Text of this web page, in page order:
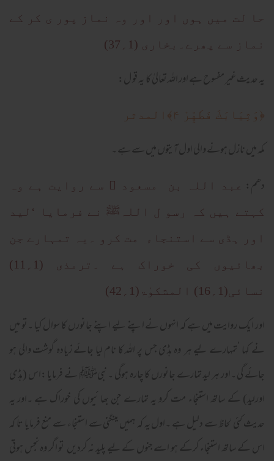
حا لت میں ہوں اور اور وہ نماز پور ی کر کے
نماز سے پھرے۔بخاری (1؍37)
یہ حدیث غیر مفسوح ہے اور اللہ تعالیٰ کا یہ قو ل:
﴿وَثِيَابَكَ فَطَهِّرْ ۴﴾المدثر
مکہ میں نازل ہونے والی اول آیتوں میں سے ہے ۔
دھم:
عبد اللہ بن مسعود ﷜ سے روایت ہے وہ
کہتے ہیں کہ رسو ل اللہﷺ نے فرمایا ‘لید
اور ہڈی سے استنجاء مت کرو ۔یہ تمہارے جن
بھائیوں کی خوراک ہے ۔ترمذی (1؍11)
نسائی(1؍16) المشکوٰۃ(1؍42)
اور ایک روایت میں ہے کہ انہوں نے اپنے لیے اپنے جانورں کا سوال کیا ۔تو میں
نے کہا ‘تمہارے لیے ہر وہ ہڈی جس پر اللہ کا نام لیا جائے زیادہ گوشت والی ہو
جائے گی ۔اور ہر لید تمارے جانورں کا چارہ ہوگی ۔ نبیﷺ نے فرمایا :اس (ہڈی
اورلید) کے ساتھ استنجاء مت کرو یہ تمارے جن بھا ئیوں کی خوراک ہے ۔اور یہ
حدیث کئی لحاظ سے دلیل ہے ۔اول یہ کہ ہمیں مینگنی سے استنجاء سے منع فرمایا تا کہ
اس کے ساتھ استنجاء کرکے ہو اسے جنوں کے لیے پلید نہ کردیں تو اگر وہ نجس ہوتی